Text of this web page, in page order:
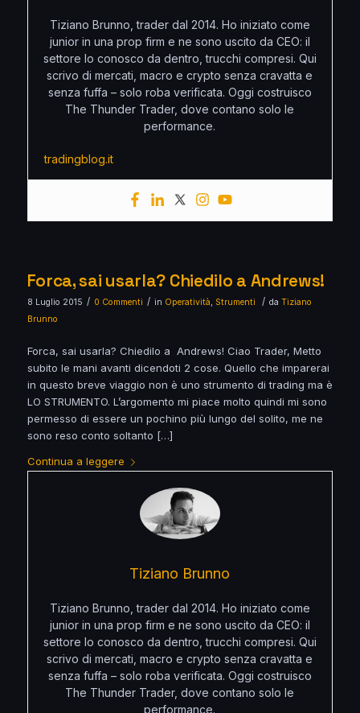
Tiziano Brunno, trader dal 2014. Ho iniziato come
junior in una prop firm e ne sono uscito da CEO: il
settore lo conosco da dentro, trucchi compresi. Qui
scrivo di mercati, macro e crypto senza cravatta e
senza fuffa – solo roba verificata. Oggi costruisco
The Thunder Trader, dove contano solo le
performance.
tradingblog.it
Forca, sai usarla? Chiedilo a Andrews!
8 Luglio 2015 / 0 Commenti / in Operatività, Strumenti / da Tiziano
Brunno
Forca, sai usarla? Chiedilo a Andrews! Ciao Trader, Metto
subito le mani avanti dicendoti 2 cose. Quello che imparerai
in questo breve viaggio non è uno strumento di trading ma è
LO STRUMENTO. L’argomento mi piace molto quindi mi sono
permesso di essere un pochino più lungo del solito, me ne
sono reso conto soltanto […]
Continua a leggere
Tiziano Brunno
Tiziano Brunno, trader dal 2014. Ho iniziato come
junior in una prop firm e ne sono uscito da CEO: il
settore lo conosco da dentro, trucchi compresi. Qui
scrivo di mercati, macro e crypto senza cravatta e
senza fuffa – solo roba verificata. Oggi costruisco
The Thunder Trader, dove contano solo le
performance.